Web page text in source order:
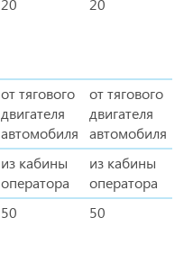
20 20
от тягового
двигателя
автомобиля
от тягового
двигателя
автомобиля
из кабины
оператора
из кабины
оператора
50 50